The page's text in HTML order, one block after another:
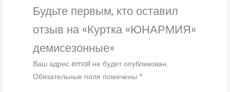
Будьте первым, кто оставил
отзыв на «Куртка «ЮНАРМИЯ»
демисезонные»
Ваш адрес email не будет опубликован.
Обязательные поля помечены *